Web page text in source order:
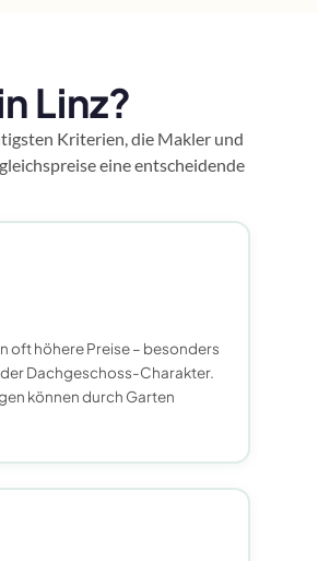
Linz?
Kriterien, die Makler und
eine entscheidende
oft höhere Preise – besonders
Dachgeschoss-Charakter.
können durch Garten